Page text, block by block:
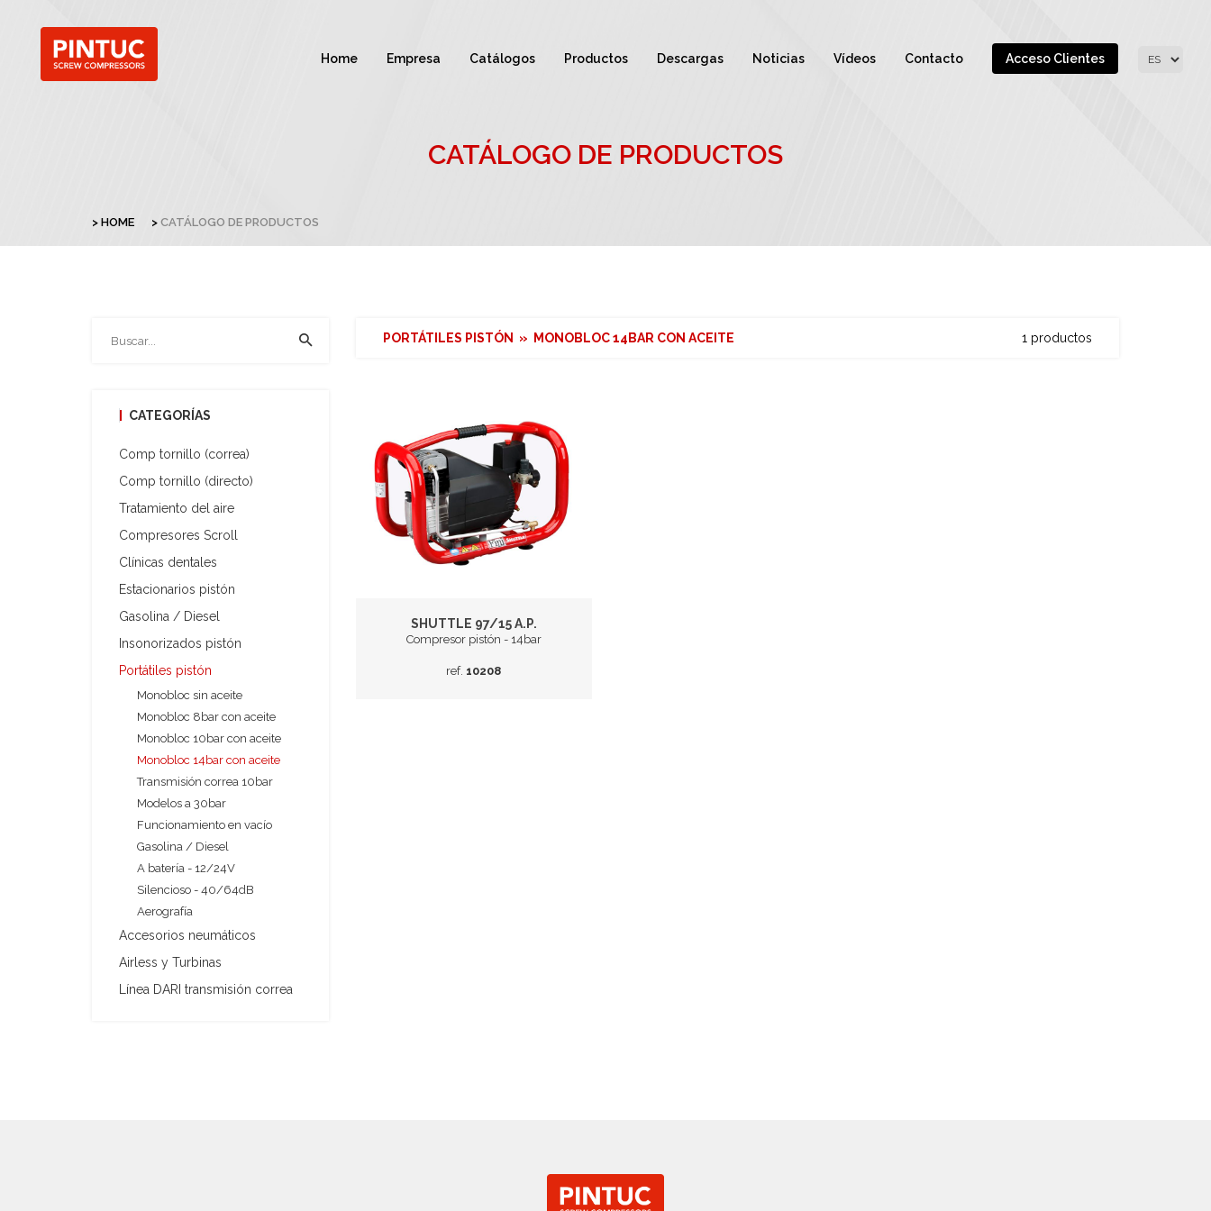
Home Empresa Catálogos Productos Descargas Noticias Vídeos Contacto Acceso Clientes
CATÁLOGO DE PRODUCTOS
HOME CATÁLOGO DE PRODUCTOS
PORTÁTILES PISTÓN » MONOBLOC 14BAR CON ACEITE 1 productos
SHUTTLE 97/15 A.P.
Compresor pistón - 14bar
ref. 10208
CATEGORÍAS
Comp tornillo (correa)
Comp tornillo (directo)
Tratamiento del aire
Compresores Scroll
Clínicas dentales
Estacionarios pistón
Gasolina / Diesel
Insonorizados pistón
Portátiles pistón
Monobloc sin aceite
Monobloc 8bar con aceite
Monobloc 10bar con aceite
Monobloc 14bar con aceite
Transmisión correa 10bar
Modelos a 30bar
Funcionamiento en vacío
Gasolina / Diesel
A batería - 12/24V
Silencioso - 40/64dB
Aerografía
Accesorios neumáticos
Airless y Turbinas
Línea DARI transmisión correa